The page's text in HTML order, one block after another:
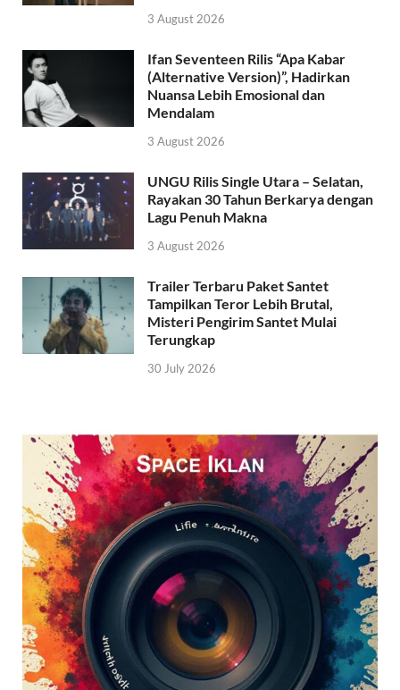
3 August 2026
Ifan Seventeen Rilis “Apa Kabar
(Alternative Version)”, Hadirkan
Nuansa Lebih Emosional dan
Mendalam
3 August 2026
UNGU Rilis Single Utara – Selatan,
Rayakan 30 Tahun Berkarya dengan
Lagu Penuh Makna
3 August 2026
Trailer Terbaru Paket Santet
Tampilkan Teror Lebih Brutal,
Misteri Pengirim Santet Mulai
Terungkap
30 July 2026